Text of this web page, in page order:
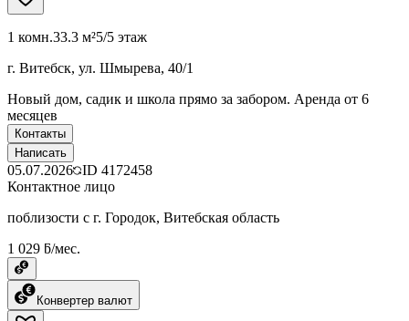
1 комн.33.3 м²5/5 этаж
г. Витебск, ул. Шмырева, 40/1
Новый дом, садик и школа прямо за забором. Аренда от 6
месяцев
Контакты
Написать
05.07.2026 ID 4172458
Контактное лицо
поблизости с г. Городок, Витебская область
1 029 ƃ/мес.
Конвертер валют